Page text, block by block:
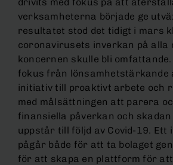
verksamheterna började ge
resultatet stod det tidigt i mars
coronavirusets inverkan på alla
koncernen skulle bli omfattande.
fokus från lönsamhetstärkande
initiativ till proaktivt arbete och
med målsättningen att parera
finansiella påverkan och skadan
uppstår till följd av Covid-19. Ett
pågår både för att ta bolaget
för att skapa en plattform för